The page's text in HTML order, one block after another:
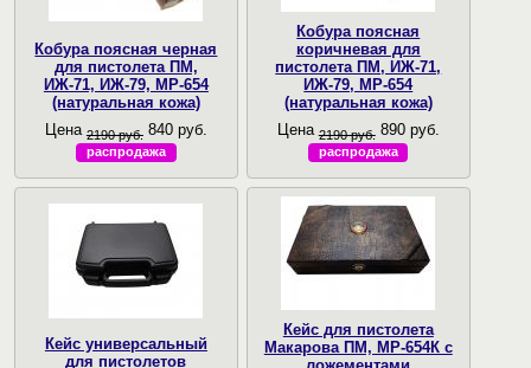
Кобура поясная черная
для пистолета ПМ,
ИЖ-71, ИЖ-79, МР-654
(натуральная кожа)
Цена 2190 руб. 840 руб.
распродажа
Кобура поясная
коричневая для
пистолета ПМ, ИЖ-71,
ИЖ-79, МР-654
(натуральная кожа)
Цена 2190 руб. 890 руб.
распродажа
Кейс универсальный
для пистолетов
Кейс для пистолета
Макарова ПМ, МР-654К с